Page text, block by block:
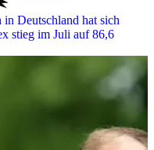
Deutschland hat sich
stieg im Juli auf 86,6